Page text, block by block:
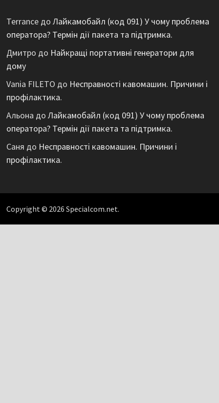
Terranceдо Лайкамобайл (код 091) У чому проблема
оператора? Термін дії пакета та підтримка.
Дмитро до Найкращі портативні генератори для
дому
Vania FILETO до Несправності кавомашин. Причини і
профілактика.
Альона до Лайкамобайл (код 091) У чому проблема
оператора? Термін дії пакета та підтримка.
Саня до Несправності кавомашин. Причини і
профілактика.
Copyright © 2026 Specialcom.net.